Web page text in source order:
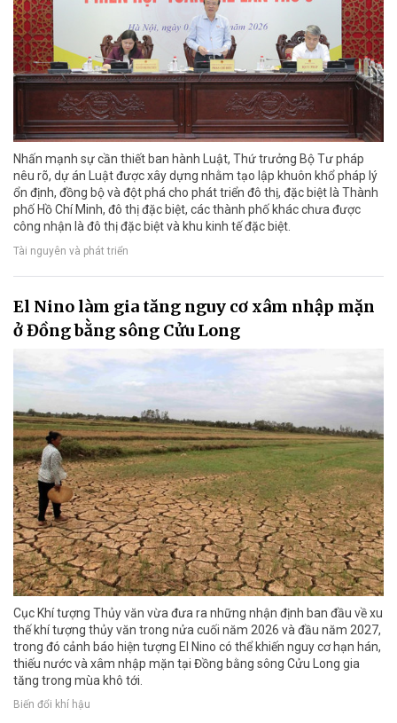
Nhấn mạnh sự cần thiết ban hành Luật, Thứ trưởng Bộ Tư pháp
nêu rõ, dự án Luật được xây dựng nhằm tạo lập khuôn khổ pháp lý
ổn định, đồng bộ và đột phá cho phát triển đô thị, đặc biệt là Thành
phố Hồ Chí Minh, đô thị đặc biệt, các thành phố khác chưa được
công nhận là đô thị đặc biệt và khu kinh tế đặc biệt.
Tài nguyên và phát triển
El Nino làm gia tăng nguy cơ xâm nhập mặn
ở Đồng bằng sông Cửu Long
Cục Khí tượng Thủy văn vừa đưa ra những nhận định ban đầu về xu
thế khí tượng thủy văn trong nửa cuối năm 2026 và đầu năm 2027,
trong đó cảnh báo hiện tượng El Nino có thể khiến nguy cơ hạn hán,
thiếu nước và xâm nhập mặn tại Đồng bằng sông Cửu Long gia
tăng trong mùa khô tới.
Biến đổi khí hậu